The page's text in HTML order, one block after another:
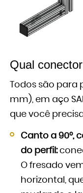
Qual
Todos são para
mm), em aço
que você
Canto a 90°,
do perfil:
O fresado
horizontal,